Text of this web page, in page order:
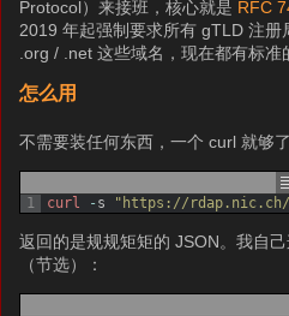
Protocol）来接班，核心就是 RFC
2019 年起强制要求所有 gTLD 注
.org / .net 这些域名，现在都有标准
怎么用
不需要装任何东西，一个 curl 就够了
1
curl - s "https://
返回的是规规矩矩的 JSON。我自
（节选）：